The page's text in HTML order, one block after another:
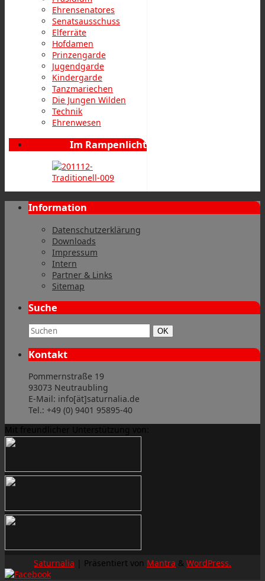
Ehrensenatores
Senatsausschuss
Elferräte
Hofdamen
Prinzengarde
Jugendgarde
Kindergarde
Tanzmariechen
Die Jungen Wilden
Technik
Ehrenwesen
Im Rampenlicht
Information
Datenschutzerklärung
Downloads
Impressum
Intern
Partner & Links
Sitemap
Suche
Suchbegriff: Suchen
OK
Kontakt
Pommernstraße 19
93073 Neutraubling
E-Mail: info[ät]saturnalia.de
Tel.: +49 (0) 9401 95895-40
Saturnalia | Präsentiert von Mantra & WordPress.